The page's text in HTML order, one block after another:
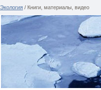
Экология / Книги, материалы, видео